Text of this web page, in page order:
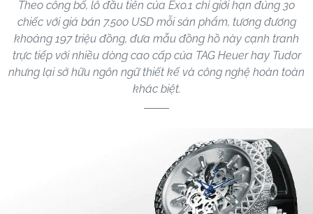
Theo công bố, lô đầu tiên của Exo.1 chỉ giới hạn đúng 30
chiếc với giá bán 7.500 USD mỗi sản phẩm, tương đương
khoảng 197 triệu đồng, đưa mẫu đồng hồ này cạnh tranh
trực tiếp với nhiều dòng cao cấp của TAG Heuer hay Tudor
nhưng lại sở hữu ngôn ngữ thiết kế và công nghệ hoàn toàn
khác biệt.